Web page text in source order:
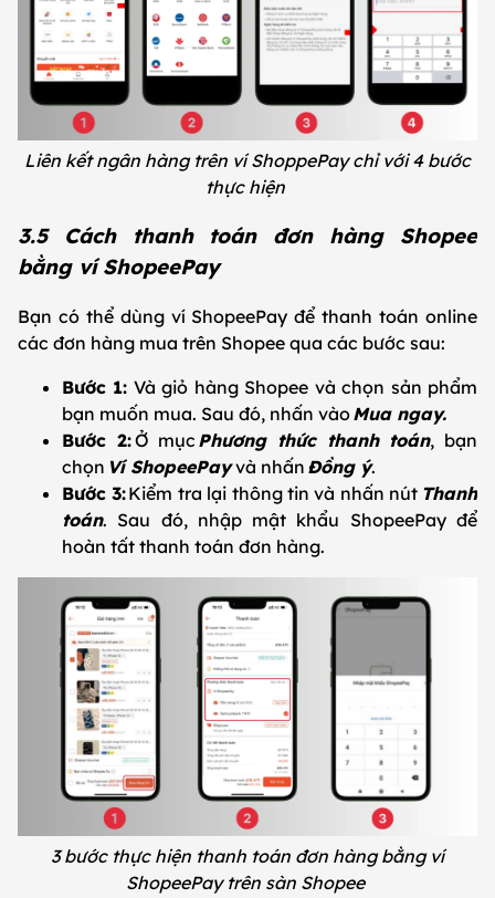
Liên kết ngân hàng trên ví ShoppePay chỉ với 4 bước
thực hiện
3.5 Cách thanh toán đơn hàng Shopee
bằng ví ShopeePay
Bạn có thể dùng ví ShopeePay để thanh toán online
các đơn hàng mua trên Shopee qua các bước sau:
Bước 1: Và giỏ hàng Shopee và chọn sản phẩm
bạn muốn mua. Sau đó, nhấn vàoMua ngay.
Bước 2:Ở mục Phương thức thanh toán, bạn
chọn Ví ShopeePayvà nhấn Đồng ý.
Bước 3:Kiểm tra lại thông tin và nhấn nút Thanh
toán. Sau đó, nhập mật khẩu ShopeePay để
hoàn tất thanh toán đơn hàng.
3 bước thực hiện thanh toán đơn hàng bằng ví
ShopeePay trên sàn Shopee